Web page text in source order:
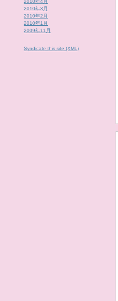
2010年4月
2010年3月
2010年2月
2010年1月
2009年11月
Syndicate this site (XML)